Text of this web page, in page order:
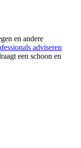
en andere
adviseren
een schoon en